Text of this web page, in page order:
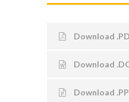
Download
Download
Download